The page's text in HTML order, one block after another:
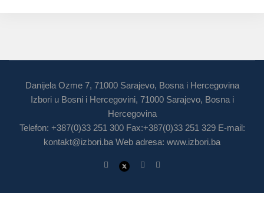
Danijela Ozme 7, 71000 Sarajevo, Bosna i Hercegovina
Izbori u Bosni i Hercegovini, 71000 Sarajevo, Bosna i
Hercegovina
Telefon: +387(0)33 251 300 Fax:+387(0)33 251 329 E-mail:
kontakt@izbori.ba Web adresa: www.izbori.ba